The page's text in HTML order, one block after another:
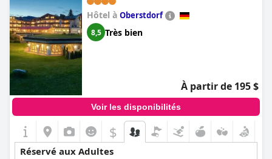
Hôtel à Oberstdorf
8,5 Très bien
À partir de 195 $
Voir les disponibilités
$
Réservé aux Adultes